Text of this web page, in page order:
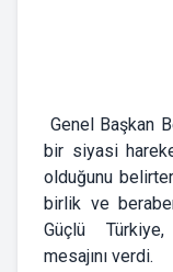
Genel Başkan
bir siyasi
olduğunu
birlik ve
Güçlü
mesajını verdi.